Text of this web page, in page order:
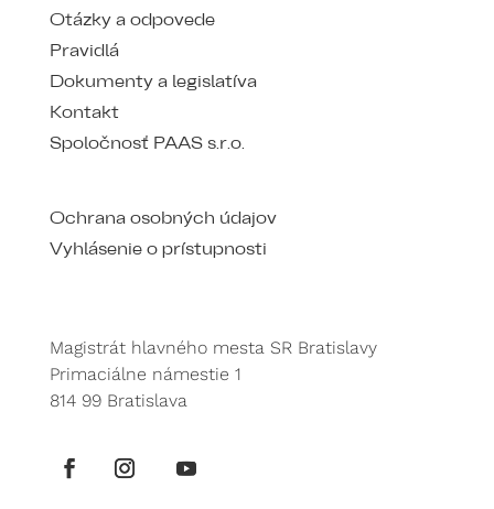
Otázky a odpovede
Pravidlá
Dokumenty a legislatíva
Kontakt
Spoločnosť PAAS s.r.o.
Ochrana osobných údajov
Vyhlásenie o prístupnosti
Magistrát hlavného mesta SR Bratislavy
Primaciálne námestie 1
814 99 Bratislava